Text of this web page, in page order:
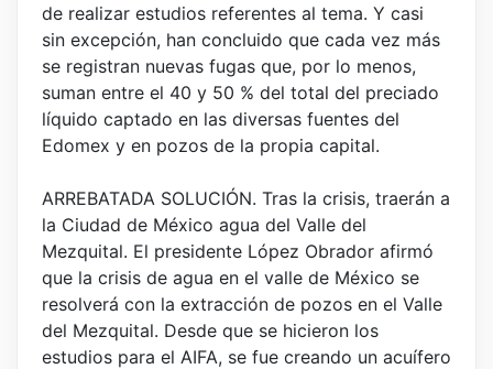
de realizar estudios referentes al tema. Y casi
sin excepción, han concluido que cada vez más
se registran nuevas fugas que, por lo menos,
suman entre el 40 y 50 % del total del preciado
líquido captado en las diversas fuentes del
Edomex y en pozos de la propia capital.
ARREBATADA SOLUCIÓN. Tras la crisis, traerán a
la Ciudad de México agua del Valle del
Mezquital. El presidente López Obrador afirmó
que la crisis de agua en el valle de México se
resolverá con la extracción de pozos en el Valle
del Mezquital. Desde que se hicieron los
estudios para el AIFA, se fue creando un acuífero